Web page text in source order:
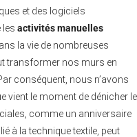
et des logiciels
les activités manuelles
la vie de nombreuses
transformer nos murs en
conséquent, nous n’avons
vient le moment de dénicher le
comme un anniversaire
à la technique textile, peut